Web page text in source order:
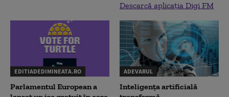
Descarcă aplicația Digi FM
EDITIADEDIMINEATA.RO
Parlamentul European a
ADEVARUL
Inteligența artificială